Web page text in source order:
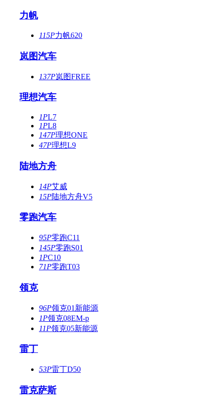
力帆
115P力帆620
岚图汽车
137P岚图FREE
理想汽车
1PL7
1PL8
147P理想ONE
47P理想L9
陆地方舟
14P艾威
15P陆地方舟V5
零跑汽车
95P零跑C11
145P零跑S01
1PC10
71P零跑T03
领克
96P领克01新能源
1P领克08EM-p
11P领克05新能源
雷丁
53P雷丁D50
雷克萨斯